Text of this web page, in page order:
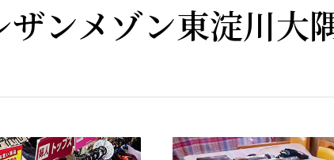
ンメゾン東淀川大